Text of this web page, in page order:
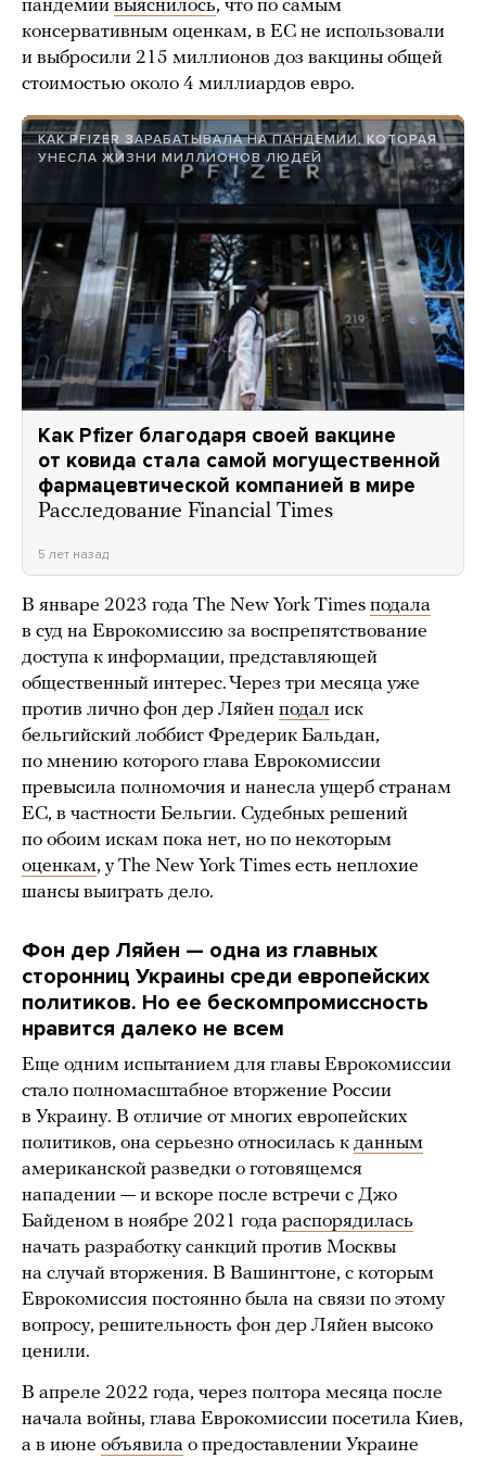
пандемии выяснилось, что по самым
консервативным оценкам, в ЕС не использовали
и выбросили 215 миллионов доз вакцины общей
стоимостью около 4 миллиардов евро.
КАК PFIZER ЗАРАБАТЫВАЛА НА ПАНДЕМИИ, КОТОРАЯ
УНЕСЛА ЖИЗНИ МИЛЛИОНОВ ЛЮДЕЙ
Как Pfizer благодаря своей вакцине
от ковида стала самой могущественной
фармацевтической компанией в мире
Расследование Financial Times
5 лет назад
В январе 2023 года The New York Times подала
в суд на Еврокомиссию за воспрепятствование
доступа к информации, представляющей
общественный интерес. Через три месяца уже
против лично фон дер Ляйен подал иск
бельгийский лоббист Фредерик Бальдан,
по мнению которого глава Еврокомиссии
превысила полномочия и нанесла ущерб странам
ЕС, в частности Бельгии. Судебных решений
по обоим искам пока нет, но по некоторым
оценкам, у The New York Times есть неплохие
шансы выиграть дело.
Фон дер Ляйен — одна из главных
сторонниц Украины среди европейских
политиков. Но ее бескомпромиссность
нравится далеко не всем
Еще одним испытанием для главы Еврокомиссии
стало полномасштабное вторжение России
в Украину. В отличие от многих европейских
политиков, она серьезно относилась к данным
американской разведки о готовящемся
нападении — и вскоре после встречи с Джо
Байденом в ноябре 2021 года распорядилась
начать разработку санкций против Москвы
на случай вторжения. В Вашингтоне, с которым
Еврокомиссия постоянно была на связи по этому
вопросу, решительность фон дер Ляйен высоко
ценили.
В апреле 2022 года, через полтора месяца после
начала войны, глава Еврокомиссии посетила Киев,
а в июне объявила о предоставлении Украине